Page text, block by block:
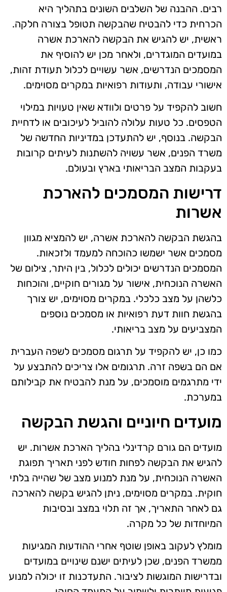
רבים. ההבנה של השלבים השונים בתהליך היא
הכרחית כדי להבטיח שהבקשה תטופל בצורה חלקה.
ראשית, יש להגיש את הבקשה להארכת אשרה
במועדים המוגדרים, ולאחר מכן יש להוסיף את
המסמכים הנדרשים, אשר עשויים לכלול תעודת זהות,
אישורי עבודה, ותעודות רפואיות במקרים מסוימים.
חשוב להקפיד על פרטים ולוודא שאין טעויות במילוי
הטפסים. כל טעות עלולה להוביל לעיכובים או לדחיית
הבקשה. בנוסף, יש להתעדכן במדיניות החדשה של
משרד הפנים, אשר עשויה להשתנות לעיתים קרובות
בעקבות המצב הבריאותי בארץ ובעולם.
דרישות המסמכים להארכת
אשרות
בהגשת הבקשה להארכת אשרה, יש להמציא מגוון
מסמכים אשר ישמשו כהוכחה למעמד ולזכאות.
המסמכים הנדרשים יכולים לכלול, בין היתר, צילום של
האשרה הנוכחית, אישור על מגורים חוקיים, והוכחות
כלשהן על מצב כלכלי. במקרים מסוימים, יש צורך
בהגשת חוות דעת רפואיות או מסמכים נוספים
המצביעים על מצב בריאותי.
כמו כן, יש להקפיד על תרגום מסמכים לשפה העברית
אם הם בשפה זרה. תרגומים אלו צריכים להתבצע על
ידי מתרגמים מוסמכים, על מנת להבטיח את קבילותם
במערכת.
מועדים חיוניים והגשת הבקשה
מועדים הם גורם קרדינלי בהליך הארכת אשרות. יש
להגיש את הבקשה לפחות חודש לפני תאריך תפוגת
האשרה הנוכחית, על מנת למנוע מצב של שהייה בלתי
חוקית. במקרים מסוימים, ניתן להגיש בקשה להארכה
גם לאחר התאריך, אך זה תלוי במצב ובסיבות
המיוחדות של כל מקרה.
מומלץ לעקוב באופן שוטף אחרי ההודעות המגיעות
ממשרד הפנים, שכן לעיתים ישנם שינויים במועדים
ובדרישות המוגשות לציבור. התעדכנות זו יכולה למנוע